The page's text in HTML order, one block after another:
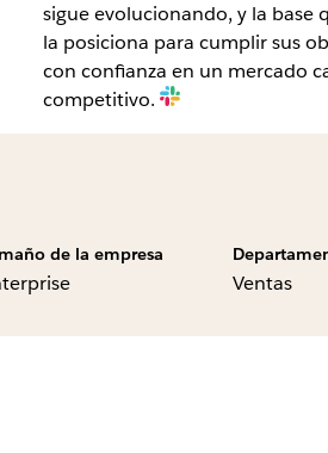
sigue evolucionando, y la base
la posiciona para cumplir sus
con confianza en un mercado
competitivo.
de la empresa
Ventas